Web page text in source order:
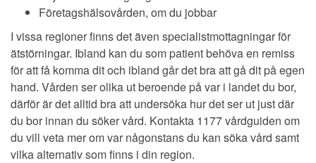
Företagshälsovården, om du jobbar
I vissa regioner finns det även specialistmottagningar för
ätstörningar. Ibland kan du som patient behöva en remiss
för att få komma dit och ibland går det bra att gå dit på egen
hand. Vården ser olika ut beroende på var i landet du bor,
därför är det alltid bra att undersöka hur det ser ut just där
du bor innan du söker vård. Kontakta 1177 vårdguiden om
du vill veta mer om var någonstans du kan söka vård samt
vilka alternativ som finns i din region.